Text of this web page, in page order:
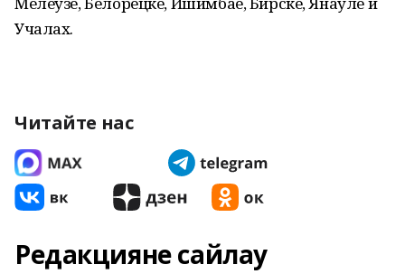
Учалах.
Читайте нас
Редакцияне сайлау